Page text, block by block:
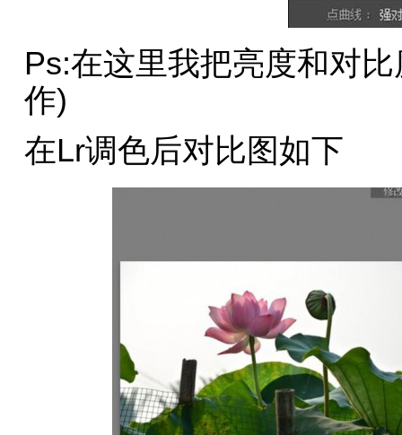
Ps:在这里我把亮度和对
作)
在Lr调色后对比图如下